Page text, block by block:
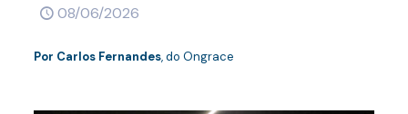
08/06/2026
Por Carlos Fernandes, do Ongrace